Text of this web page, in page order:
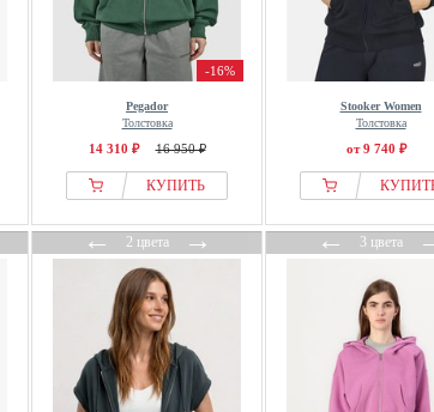
-16%
Pegador
Толстовка
14 310 ₽ 16 950 ₽
КУПИТЬ
Stooker Women
Толстовка
от 9 740 ₽
←2 цвета→ ←3 цвета